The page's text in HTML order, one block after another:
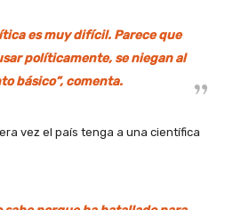
es muy difícil. Parece que
políticamente, se niegan al
básico”, comenta.
vez el país tenga a una científica